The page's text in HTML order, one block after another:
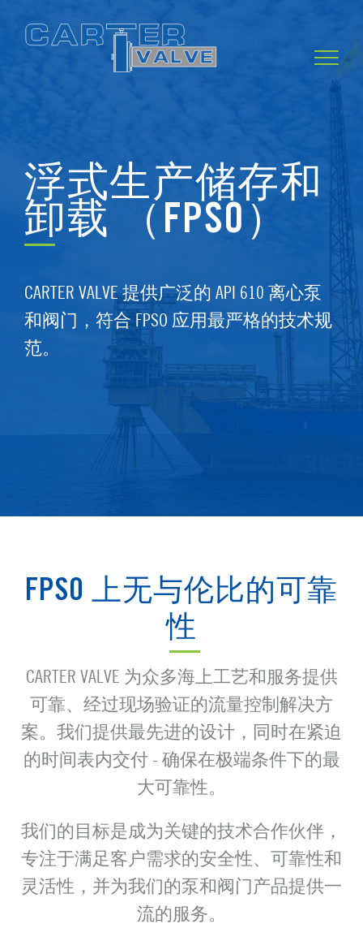
浮式生产储存和
卸载 （FPSO）
CARTER VALVE 提供广泛的 API 610 离心泵
和阀门，符合 FPSO 应用最严格的技术规
范。
FPSO 上无与伦比的可靠
性
CARTER VALVE 为众多海上工艺和服务提供
可靠、经过现场验证的流量控制解决方
案。我们提供最先进的设计，同时在紧迫
的时间表内交付 - 确保在极端条件下的最
大可靠性。
我们的目标是成为关键的技术合作伙伴，
专注于满足客户需求的安全性、可靠性和
灵活性，并为我们的泵和阀门产品提供一
流的服务。